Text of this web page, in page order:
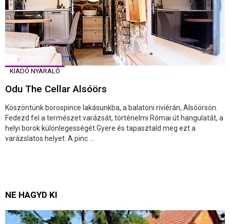
KIADÓ NYARALÓ
Odu The Cellar Alsóörs
Köszöntünk borospince lakásunkba, a balatoni riviérán, Alsóörsön.
Fedezd fel a természet varázsát, történelmi Római út hangulatát, a
helyi borok különlegességét.Gyere és tapasztald meg ezt a
varázslatos helyet. A pinc ...
NE HAGYD KI